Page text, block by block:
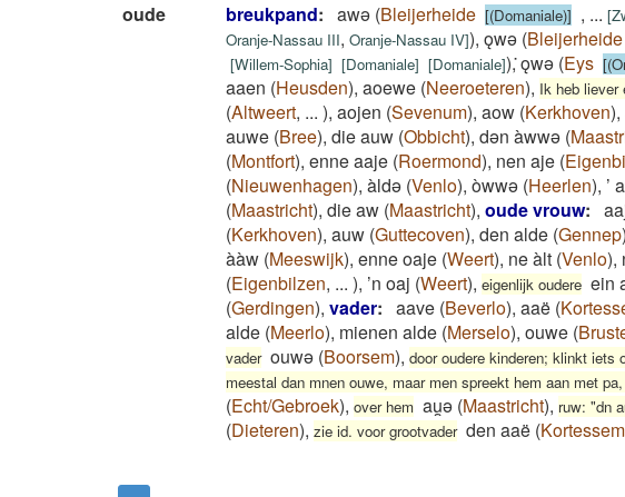
oude
breukpand: awǝ (Bleijerheide [(Domaniale)] , ... [
Oranje-Nassau III, Oranje-Nassau IV]), ǫwǝ (Bleijerheide
[Willem-Sophia] [Domaniale] [Domaniale]),̇ǫwǝ (Eys
aaen (Heusden), aoewe (Neeroeteren), Ik heb liever
(Altweert, ... ), aojen (Sevenum), aow (Kerkhoven),
auwe (Bree), die auw (Obbicht), dən àwwə (
(Montfort), enne aaje (Roermond), nen aje (
(Nieuwenhagen), àldə (Venlo), òwwə (Heerlen), ’
(Maastricht), die aw (Maastricht), oude vrouw:
(Kerkhoven), auw (Guttecoven), den alde (Gennep)
ààw (Meeswijk), enne oaje (Weert), ne àlt (Venlo),
(Eigenbilzen, ... ), ’n oaj (Weert), eigenlijk oudere ein
(Gerdingen), vader: aave (Beverlo), aaë (
alde (Meerlo), mienen alde (Merselo), ouwe (
vader ouwə (Boorsem), door oudere kinderen; klinkt iets
meestal dan mnen ouwe, maar men spreekt hem aan met
(Echt/Gebroek), over hem au̯ə (Maastricht), ruw: "dn
(Dieteren), zie id. voor grootvader den aaë (Kortessem